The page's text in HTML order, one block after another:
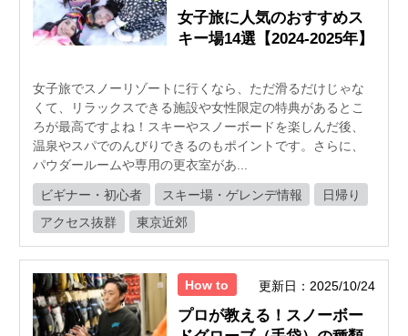
女子旅に人気のおすすめス
キー場14選【2024-2025年】
女子旅でスノーリゾートに行くなら、ただ滑るだけじゃな
くて、リラックスできる施設や女性限定の特典があるとこ
ろが最高ですよね！スキーやスノーボードを楽しんだ後、
温泉やスパでのんびりできるのもポイントです。さらに、
パウダールームや専用の更衣室があ...
ビギナー・初心者 スキー場・ゲレンデ情報
日帰り
アクセス抜群
東京近郊
How to 更新日：2025/10/24
プロが教える！スノーボー